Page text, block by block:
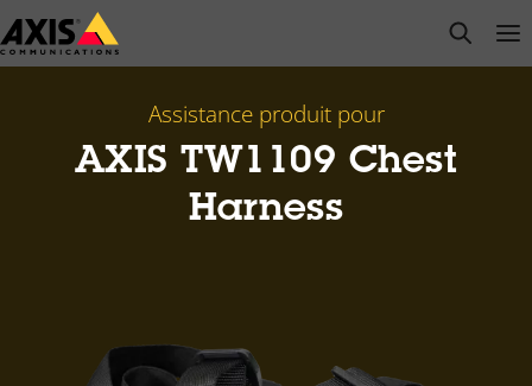
Passer
au
open
Assistance produit pour
AXIS TW1109 Chest
Harness